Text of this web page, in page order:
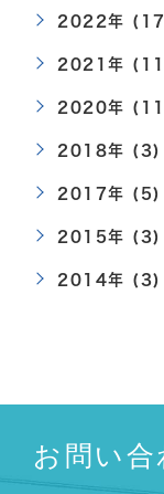
2022年
2021年
2020年
2018年 (3)
2017年 (5)
2015年 (3)
2014年 (3)
お問い合